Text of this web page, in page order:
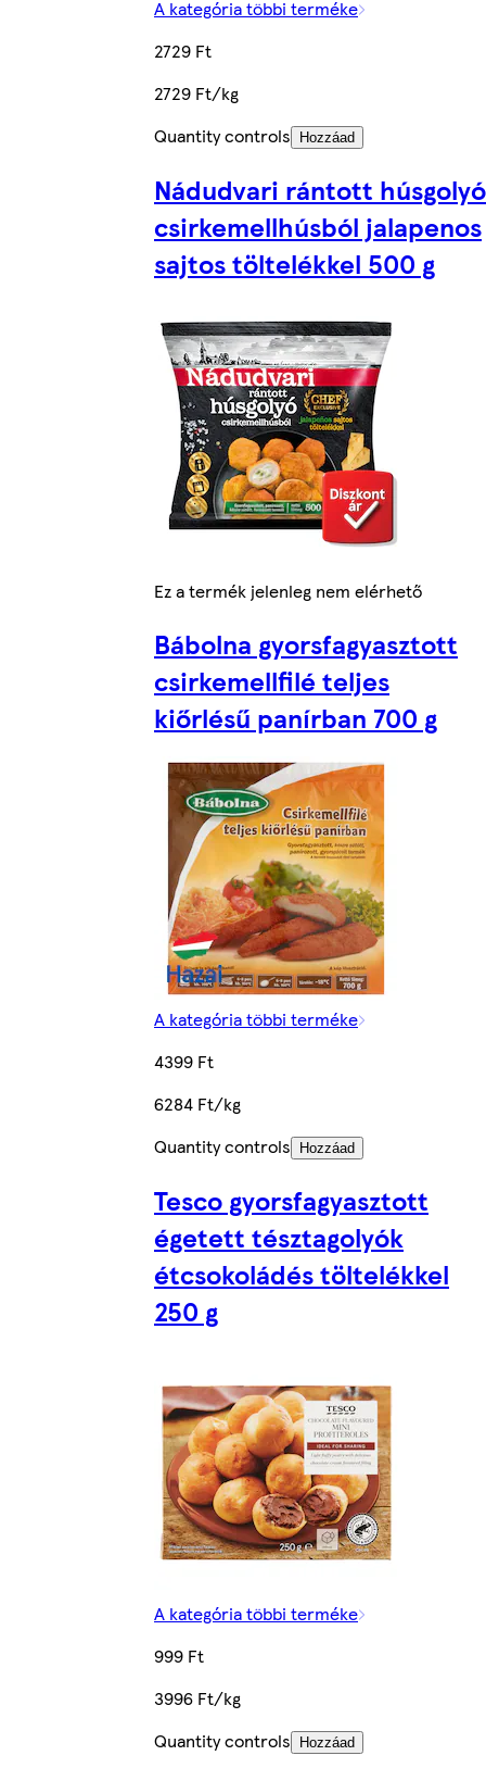
A kategória többi terméke
2729 Ft
2729 Ft/kg
Quantity controls
Hozzáad
Nádudvari rántott húsgolyó
csirkemellhúsból jalapenos
sajtos töltelékkel 500 g
Ez a termék jelenleg nem elérhető
Bábolna gyorsfagyasztott
csirkemellfilé teljes
kiőrlésű panírban 700 g
A kategória többi terméke
4399 Ft
6284 Ft/kg
Quantity controls
Hozzáad
Tesco gyorsfagyasztott
égetett tésztagolyók
étcsokoládés töltelékkel
250 g
A kategória többi terméke
999 Ft
3996 Ft/kg
Quantity controls
Hozzáad